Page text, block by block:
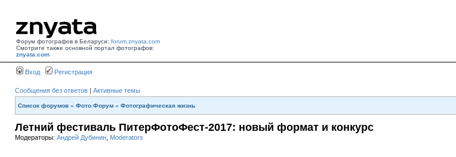
Форум фотографов в Беларуси: forum.znyata.com
Смотрите также основной портал фотографов:
znyata.com
Вход Регистрация
Сообщения без ответов | Активные темы
Список форумов » Фото Форум » Фотографическая жизнь
Летний фестиваль ПитерФотоФест-2017: новый формат и конкурс
Модераторы: Андрей Дубинин Moderators